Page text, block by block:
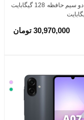
A07 4G دو سیم حافظه 128 گیگابایت
30,970,000 تومان
یاسی
سبز